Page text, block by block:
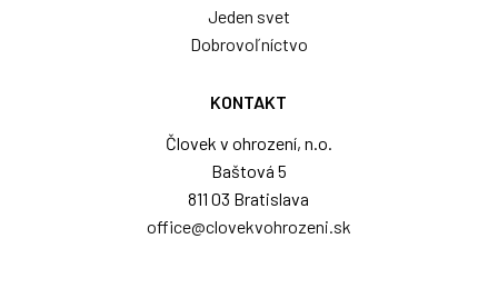
Jeden svet
Dobrovoľníctvo
KONTAKT
Človek v ohrození, n.o.
Baštová 5
811 03 Bratislava
office@clovekvohrozeni.sk